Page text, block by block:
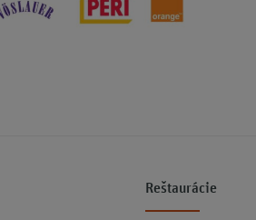
Reštaurácie